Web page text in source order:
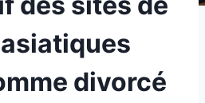
divorcé